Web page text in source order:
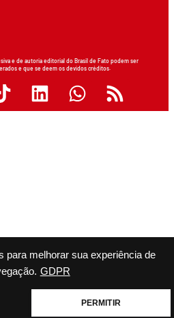
para melhorar sua experiência de
GDPR
PERMITIR
e de autoria editorial do Brasil de Fato podem ser
e que se deem os devidos créditos.